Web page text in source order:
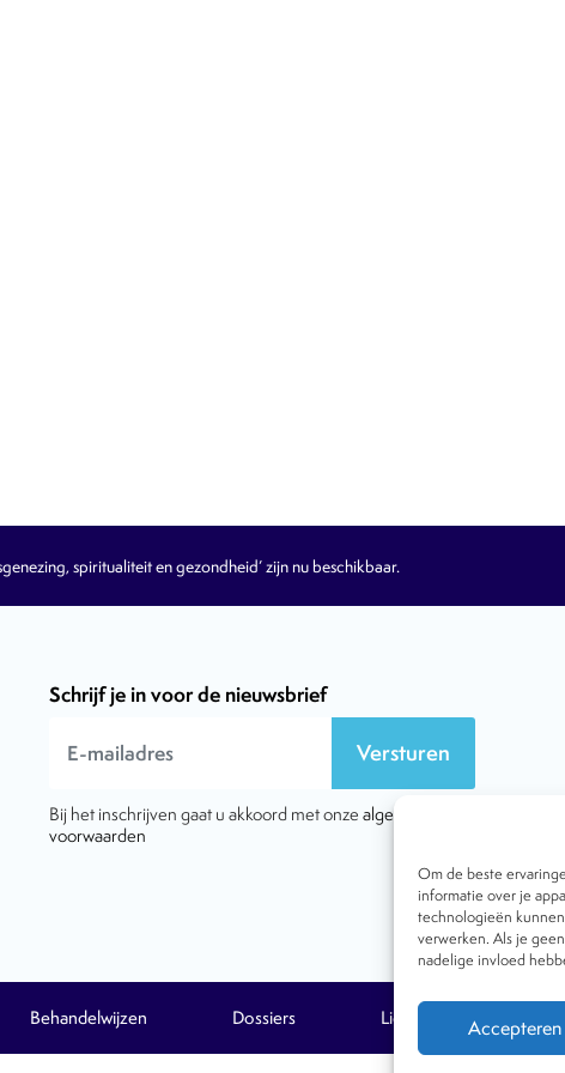
Om de beste
informatie over je
technologieën
verwerken. Als je
nadelige invloed
Accepteren
spiritualiteit en gezondheid’ zijn nu beschikbaar.
Schrijf je in voor de nieuwsbrief
Versturen
Bij het inschrijven gaat u akkoord met onze algemene
voorwaarden
Behandelwijzen Dossiers Lid worden